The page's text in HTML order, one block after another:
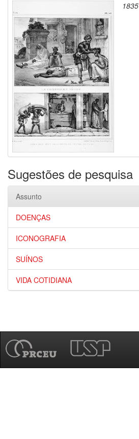
1835
Sugestões de pesquisa
Assunto
DOENÇAS
ICONOGRAFIA
SUÍNOS
VIDA COTIDIANA